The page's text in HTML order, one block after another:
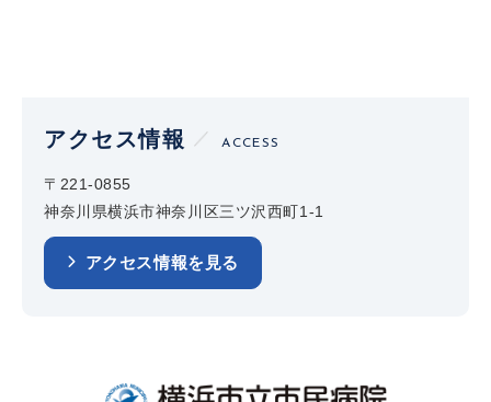
アクセス情報 ACCESS
〒221-0855
神奈川県横浜市神奈川区三ツ沢西町1-1
アクセス情報を見る